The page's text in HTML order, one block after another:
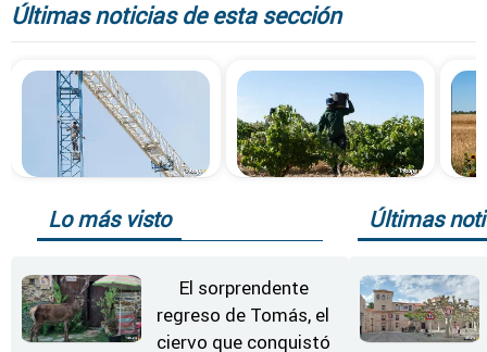
Últimas noticias de esta sección
Lo más visto
El sorprendente
regreso de Tomás, el
ciervo que conquistó
Últimas